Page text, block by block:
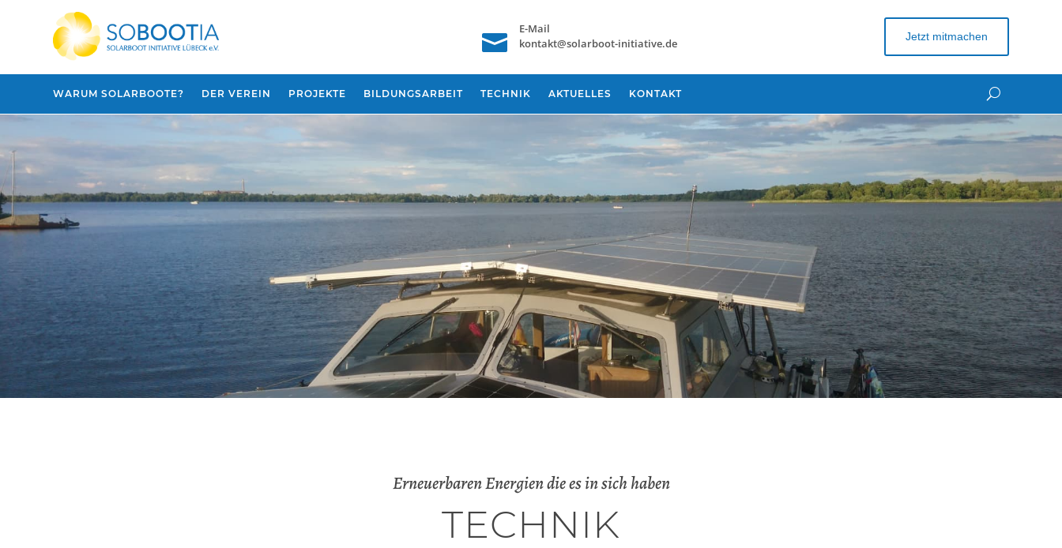

E-Mail
kontakt@solarboot-initiative.de
Jetzt mitmachen
WARUM SOLARBOOTE? DER VEREIN PROJEKTE BILDUNGSARBEIT TECHNIK AKTUELLES KONTAKT
Erneuerbaren Energien die es in sich haben
TECHNIK